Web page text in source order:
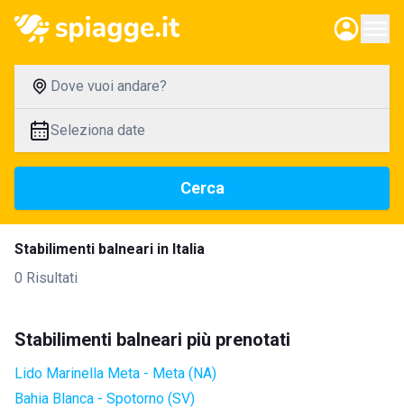
Dove vuoi andare?
Seleziona date
Cerca
Stabilimenti balneari in Italia
0 Risultati
Stabilimenti balneari più prenotati
Lido Marinella Meta - Meta (NA)
Bahia Blanca - Spotorno (SV)